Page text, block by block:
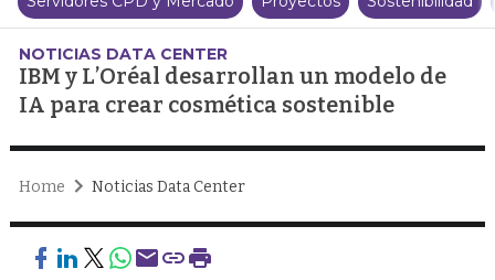
NOTICIAS DATA CENTER
IBM y L’Oréal desarrollan un modelo de
IA para crear cosmética sostenible
Home Noticias Data Center